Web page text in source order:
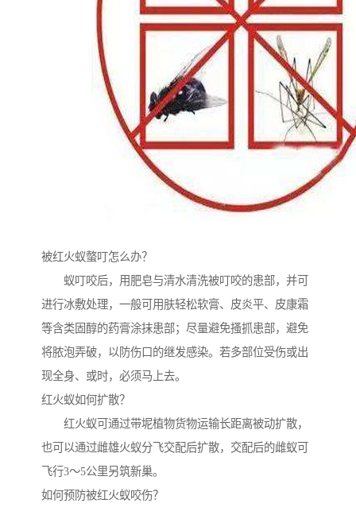
被红火蚁螫叮怎么办？
蚁叮咬后，用肥皂与清水清洗被叮咬的患部，并可
进行冰敷处理，一般可用肤轻松软膏、皮炎平、皮康霜
等含类固醇的药膏涂抹患部；尽量避免搔抓患部，避免
将脓泡弄破，以防伤口的继发感染。若多部位受伤或出
现全身、或时，必须马上去。
红火蚁如何扩散？
红火蚁可通过带坭植物货物运输长距离被动扩散，
也可以通过雌雄火蚁分飞交配后扩散，交配后的雌蚁可
飞行3～5公里另筑新巢。
如何预防被红火蚁咬伤？